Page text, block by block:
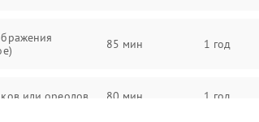
85 мин 1 год
или ореолов 80 мин 1 год